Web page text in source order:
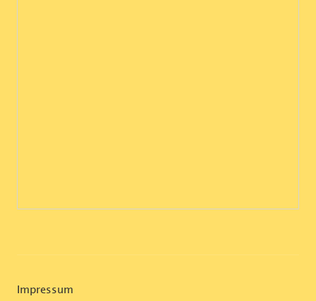
Impressum